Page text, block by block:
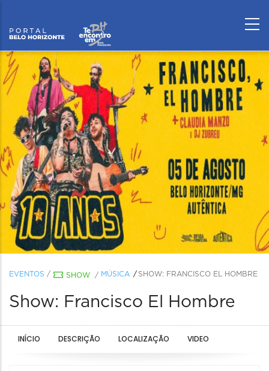
EVENTOS / SHOW / MÚSICA SHOW: FRANCISCO EL HOMBRE
Show: Francisco El Hombre
INÍCIO DESCRIÇÃO LOCALIZAÇÃO VIDEO